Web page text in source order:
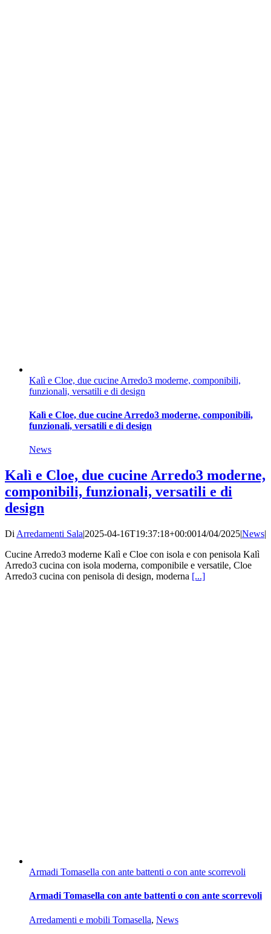
Kalì e Cloe, due cucine Arredo3 moderne, componibili,
funzionali, versatili e di design
Kalì e Cloe, due cucine Arredo3 moderne, componibili,
funzionali, versatili e di design
News
Kalì e Cloe, due cucine Arredo3 moderne,
componibili, funzionali, versatili e di
design
Di Arredamenti Sala|2025-04-16T19:37:18+00:0014/04/2025|News|
Cucine Arredo3 moderne Kalì e Cloe con isola e con penisola Kalì
Arredo3 cucina con isola moderna, componibile e versatile, Cloe
Arredo3 cucina con penisola di design, moderna [...]
Armadi Tomasella con ante battenti o con ante scorrevoli
Armadi Tomasella con ante battenti o con ante scorrevoli
Arredamenti e mobili Tomasella, News